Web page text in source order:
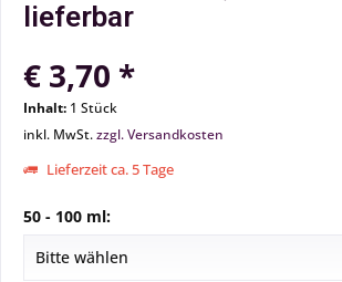
lieferbar
€ 3,70 *
Inhalt: 1 Stück
inkl. MwSt.zzgl. Versandkosten
Lieferzeit ca. 5 Tage
50 - 100 ml: